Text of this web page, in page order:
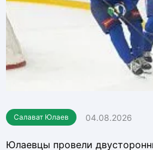
Салават Юлаев 04.08.2026
Юлаевцы провели